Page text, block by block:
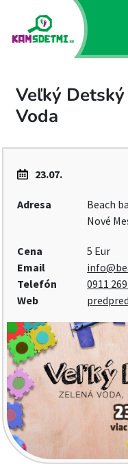
Veľký
Voda
23.07.
Adresa
Beach
Nové
Cena
5 Eur
Email
Telefón
0911
Web